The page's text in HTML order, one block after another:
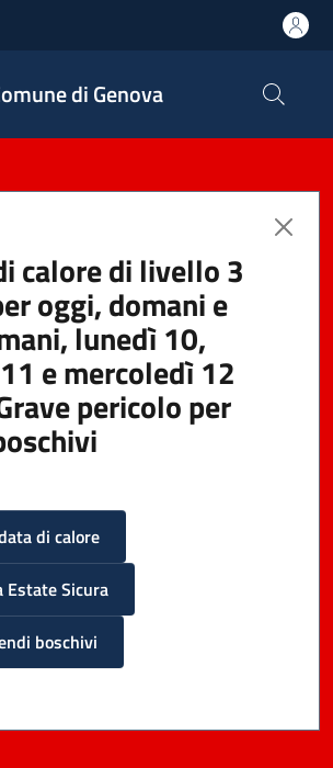
di Genova
calore di livello 3
oggi, domani e
lunedì 10,
e mercoledì 12
pericolo per
di calore
Estate Sicura
boschivi